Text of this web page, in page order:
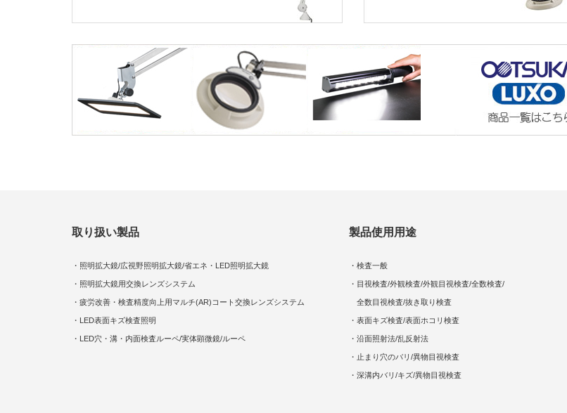
取り扱い製品
・照明拡大鏡/広視野照明拡大鏡/省エネ・LED照明拡大鏡
・照明拡大鏡用交換レンズシステム
・疲労改善・検査精度向上用マルチ(AR)コート交換レンズシステム
・LED表面キズ検査照明
・LED穴・溝・内面検査ルーペ/実体顕微鏡/ルーペ
製品使用用途
・検査一般
・目視検査/外観検査/外観目視検査/全数検査/
全数目視検査/抜き取り検査
・表面キズ検査/表面ホコリ検査
・沿面照射法/乱反射法
・止まり穴のバリ/異物目視検査
・深溝内バリ/キズ/異物目視検査